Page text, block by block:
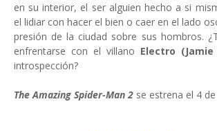
en su interior, el ser alguien hecho a si
el lidiar con hacer el bien o caer en el lado
presión de la ciudad sobre sus hombros.
enfrentarse con el villano Electro (Jamie
introspección?
The Amazing Spider-Man 2 se estrena el 4